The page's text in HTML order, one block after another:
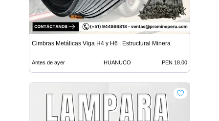
Cimbras Metálicas Viga H4 y H6 . Estructural Minera
Antes de ayer HUANUCO PEN 18.00